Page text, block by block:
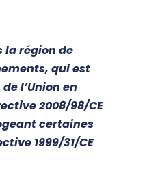
région de
qui est
l’Union en
2008/98/CE
certaines
1999/31/CE